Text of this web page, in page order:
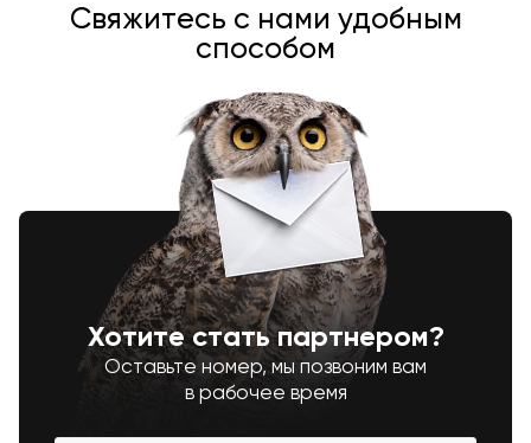
Свяжитесь с нами удобным
способом
Хотите стать партнером?
Оставьте номер, мы позвоним вам
в рабочее время